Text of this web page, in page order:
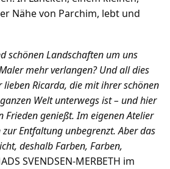
Nähe von Parchim, lebt und
schönen Landschaften um uns
mehr verlangen? Und all dies
Ricarda, die mit ihrer schönen
Welt unterwegs ist – und hier
Frieden genießt. Im eigenen Atelier
Entfaltung unbegrenzt. Aber das
deshalb Farben, Farben,
SVENDSEN-MERBETH im